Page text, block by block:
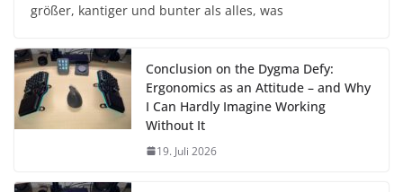
größer, kantiger und bunter als alles, was
Conclusion on the Dygma Defy:
Ergonomics as an Attitude – and Why
I Can Hardly Imagine Working
Without It
19. Juli 2026